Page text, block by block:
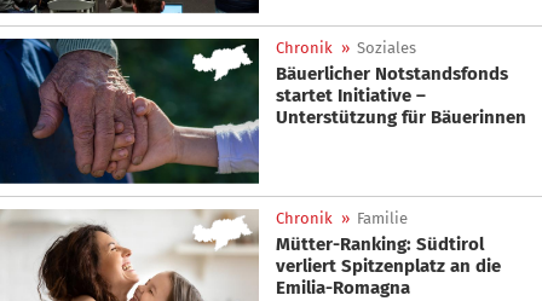
Chronik » Soziales
Bäuerlicher Notstandsfonds
startet Initiative –
Unterstützung für Bäuerinnen
Chronik » Familie
Mütter-Ranking: Südtirol
verliert Spitzenplatz an die
Emilia-Romagna